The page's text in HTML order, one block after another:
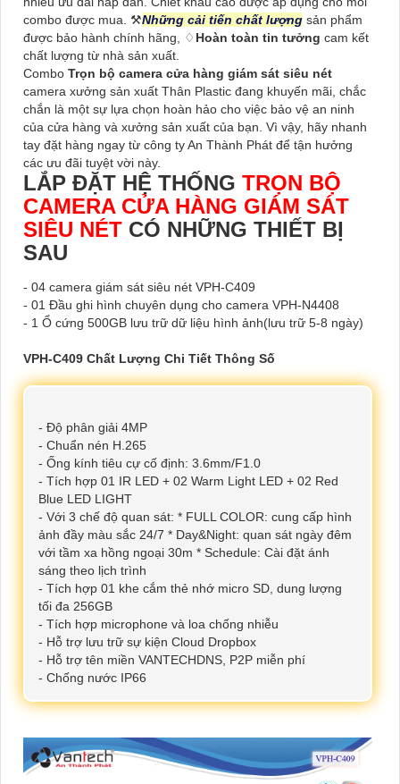
combo được mua. ⚒Những cải tiến chất lượng sản phẩm
được bảo hành chính hãng, ♢ Hoàn toàn tin tưởng cam kết
chất lượng từ nhà sản xuất.
Combo Trọn bộ camera cửa hàng giám sát siêu nét
camera xưởng sản xuất Thân Plastic đang khuyến mãi, chắc
chắn là một sự lựa chọn hoàn hảo cho việc bảo vệ an ninh
của cửa hàng và xưởng sản xuất của bạn. Vì vậy, hãy nhanh
tay đặt hàng ngay từ công ty An Thành Phát để tận hưởng
các ưu đãi tuyệt vời này.
LẮP ĐẶT HỆ THỐNG TRỌN BỘ
CAMERA CỬA HÀNG GIÁM SÁT
SIÊU NÉT CÓ NHỮNG THIẾT BỊ
SAU
- 04 camera giám sát siêu nét VPH-C409
- 01 Đầu ghi hình chuyên dụng cho camera VPH-N4408
- 1 Ổ cứng 500GB lưu trữ dữ liệu hình ảnh(lưu trữ 5-8 ngày)
VPH-C409 Chất Lượng Chi Tiết Thông Số
- Độ phân giải 4MP
- Chuẩn nén H.265
- Ống kính tiêu cự cố định: 3.6mm/F1.0
- Tích hợp 01 IR LED + 02 Warm Light LED + 02 Red
Blue LED LIGHT
- Với 3 chế độ quan sát: * FULL COLOR: cung cấp hình
ảnh đầy màu sắc 24/7 * Day&Night: quan sát ngày đêm
với tầm xa hồng ngoại 30m * Schedule: Cài đặt ánh
sáng theo lịch trình
- Tích hợp 01 khe cắm thẻ nhớ micro SD, dung lượng
tối đa 256GB
- Tích hợp microphone và loa chống nhiễu
- Hỗ trợ lưu trữ sự kiện Cloud Dropbox
- Hỗ trợ tên miền VANTECHDNS, P2P miễn phí
- Chống nước IP66